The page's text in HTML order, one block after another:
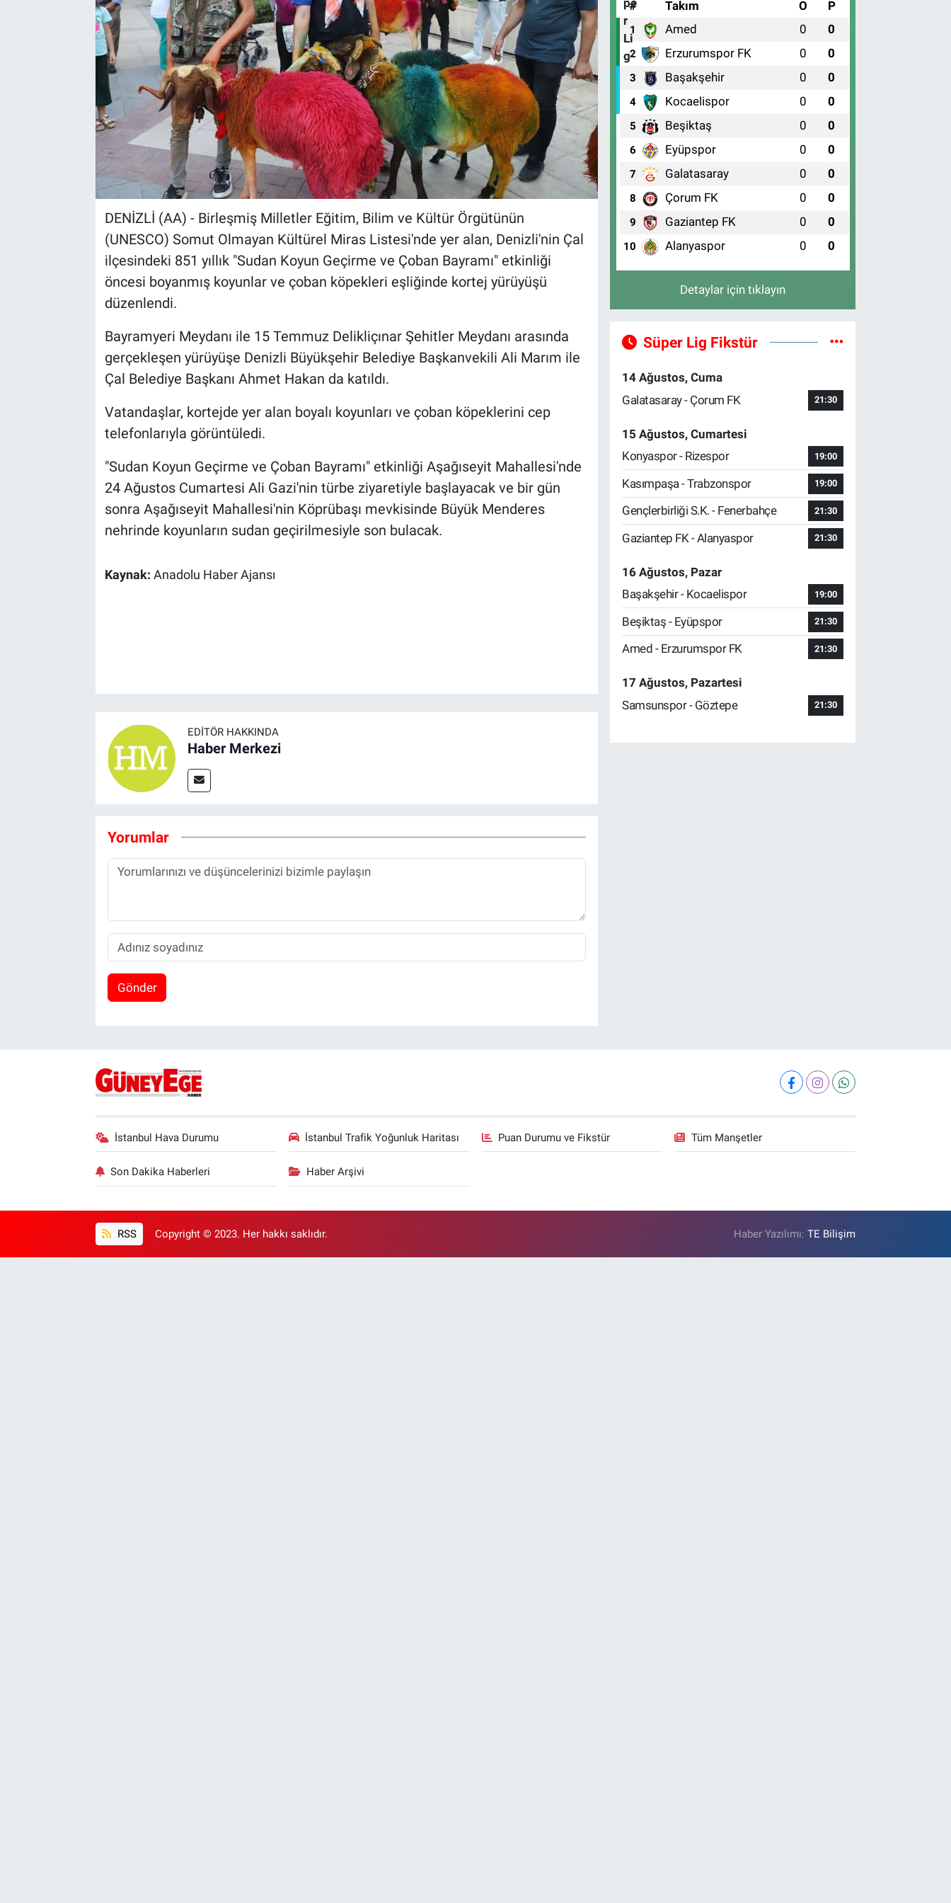
DENİZLİ (AA) - Birleşmiş Milletler Eğitim, Bilim ve Kültür Örgütünün
(UNESCO) Somut Olmayan Kültürel Miras Listesi'nde yer alan, Denizli'nin Çal
ilçesindeki 851 yıllık "Sudan Koyun Geçirme ve Çoban Bayramı" etkinliği
öncesi boyanmış koyunlar ve çoban köpekleri eşliğinde kortej yürüyüşü
düzenlendi.
Bayramyeri Meydanı ile 15 Temmuz Delikliçınar Şehitler Meydanı arasında
gerçekleşen yürüyüşe Denizli Büyükşehir Belediye Başkanvekili Ali Marım ile
Çal Belediye Başkanı Ahmet Hakan da katıldı.
Vatandaşlar, kortejde yer alan boyalı koyunları ve çoban köpeklerini cep
telefonlarıyla görüntüledi.
"Sudan Koyun Geçirme ve Çoban Bayramı" etkinliği Aşağıseyit Mahallesi'nde
24 Ağustos Cumartesi Ali Gazi'nin türbe ziyaretiyle başlayacak ve bir gün
sonra Aşağıseyit Mahallesi'nin Köprübaşı mevkisinde Büyük Menderes
nehrinde koyunların sudan geçirilmesiyle son bulacak.
Kaynak: Anadolu Haber Ajansı
EDITÖR HAKKINDA
Haber Merkezi
Yorumlar
Gönder
# Takım O P
1 Amed 0 0
2 Erzurumspor FK 0 0
3 Başakşehir 0 0
4 Kocaelispor 0 0
5 Beşiktaş 0 0
6 Eyüpspor 0 0
7 Galatasaray 0 0
8 Çorum FK 0 0
9 Gaziantep FK 0 0
10 Alanyaspor 0 0
Detaylar için tıklayın
Süper Lig Fikstür
14 Ağustos, Cuma
Galatasaray - Çorum FK
21:30
15 Ağustos, Cumartesi
Konyaspor - Rizespor
19:00
Kasımpaşa - Trabzonspor 19:00
Gençlerbirliği S.K. - Fenerbahçe 21:30
Gaziantep FK - Alanyaspor 21:30
16 Ağustos, Pazar
Başakşehir - Kocaelispor
19:00
Beşiktaş - Eyüpspor 21:30
Amed - Erzurumspor FK 21:30
17 Ağustos, Pazartesi
Samsunspor - Göztepe
21:30
İstanbul Hava Durumu İstanbul Trafik Yoğunluk Haritası Puan Durumu ve Fikstür Tüm Manşetler
Son Dakika Haberleri Haber Arşivi
RSS Copyright © 2023. Her hakkı saklıdır. Haber Yazılımı:TE Bilişim